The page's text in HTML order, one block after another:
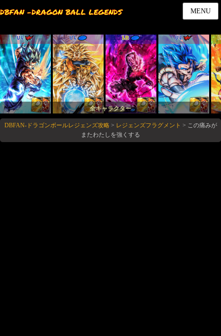
DBFAN -DRAGON BALL LEGENDS MENU
UL UL LR UL
全キャラクター
DBFAN-ドラゴンボールレジェンズ攻略> レジェンズフラグメント > この痛みが
またわたしを強くする